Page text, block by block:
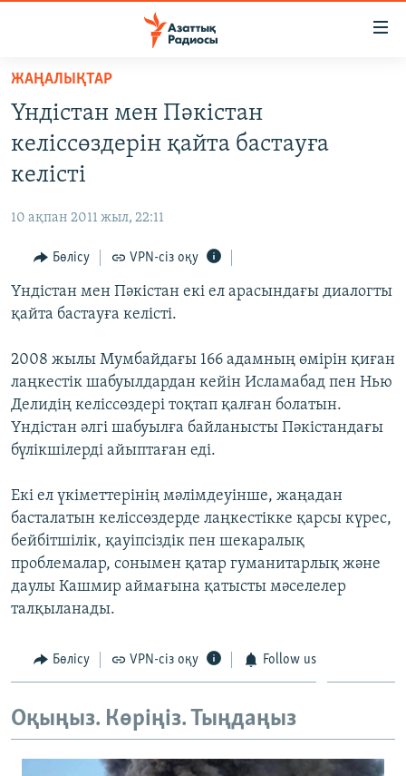
Skip
main
content
to
main
Search
САЯСАТ
AZATTYQTV
АДАМ ҚҰҚЫҚТАРЫ
ӘЛЕУМЕТ
ӘЛЕМ
АРНАЙЫ ЖОБАЛАР
Русский
ЖАЗЫЛЫҢЫЗ
Басқа тілдерде
ЖАҢАЛЫҚТАР
Үндістан мен Пәкістан
келіссөздерін қайта бастауға
келісті
10 ақпан 2011 жыл, 22:11
Бөлісу VPN-сіз оқу
Үндістан мен Пәкістан екі ел арасындағы диалогты
қайта бастауға келісті.
2008 жылы Мумбайдағы 166 адамның өмірін қиған
лаңкестік шабуылдардан кейін Исламабад пен Нью
Делидің келіссөздері тоқтап қалған болатын.
Үндістан әлгі шабуылға байланысты Пәкістандағы
бүлікшілерді айыптаған еді.
Екі ел үкіметтерінің мәлімдеуінше, жаңадан
басталатын келіссөздерде лаңкестікке қарсы күрес,
бейбітшілік, қауіпсіздік пен шекаралық
проблемалар, сонымен қатар гуманитарлық және
даулы Кашмир аймағына қатысты мәселелер
талқыланады.
Бөлісу VPN-сіз оқу Follow us
Оқыңыз. Көріңіз. Тыңдаңыз